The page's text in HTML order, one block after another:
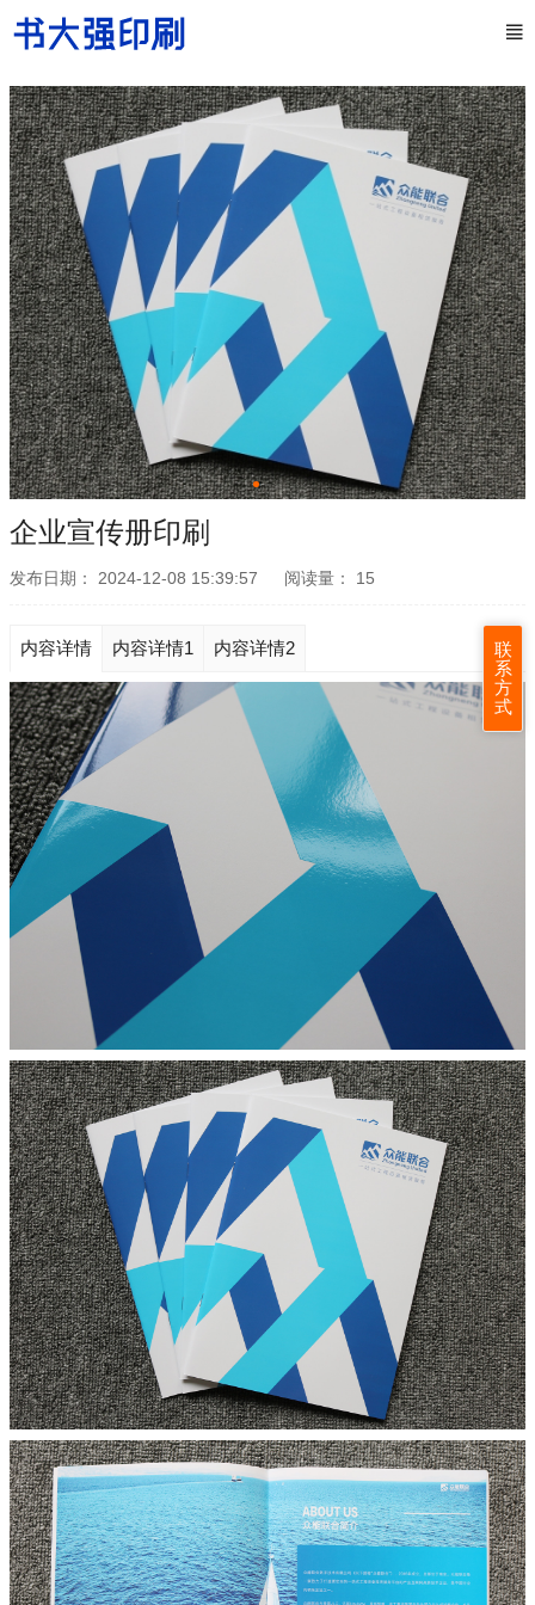
企业宣传册印刷
发布日期： 2024-12-08 15:39:57 阅读量： 15
内容详情 内容详情1 内容详情2
联
系
方
式